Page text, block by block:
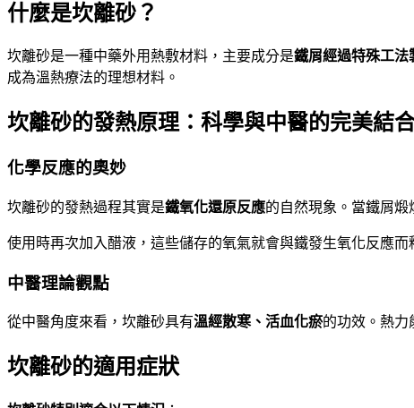
什麼是坎離砂？
坎離砂是一種中藥外用熱敷材料，主要成分是鐵屑經過特殊工法
成為溫熱療法的理想材料。
坎離砂的發熱原理：科學與中醫的完美結
化學反應的奧妙
坎離砂的發熱過程其實是鐵氧化還原反應的自然現象。當鐵屑
使用時再次加入醋液，這些儲存的氧氣就會與鐵發生氧化反應
中醫理論觀點
從中醫角度來看，坎離砂具有溫經散寒、活血化瘀的功效。熱力
坎離砂的適用症狀